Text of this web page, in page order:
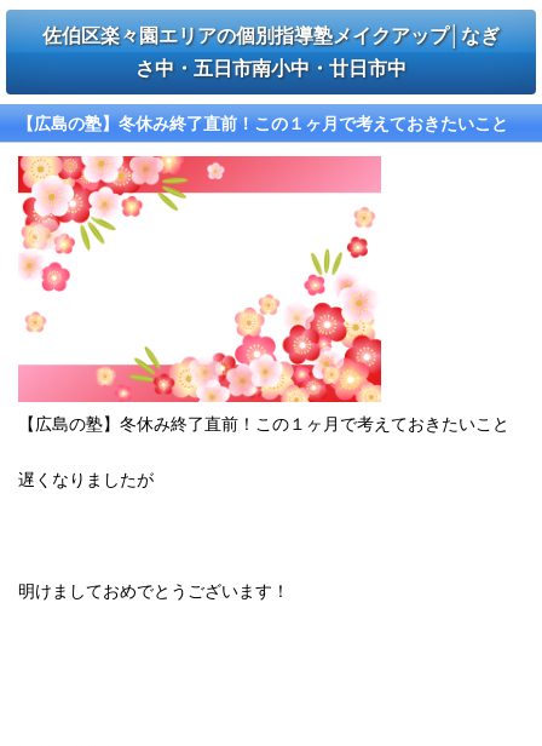
佐伯区楽々園エリアの個別指導塾メイクアップ│なぎ
さ中・五日市南小中・廿日市中
【広島の塾】冬休み終了直前！この１ヶ月で考えておきたいこと
【広島の塾】冬休み終了直前！この１ヶ月で考えておきたいこと
遅くなりましたが
明けましておめでとうございます！